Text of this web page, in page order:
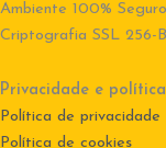
Ambiente 100%
Criptografia SSL 256-
Privacidade e
Política de privacidade
Política de cookies